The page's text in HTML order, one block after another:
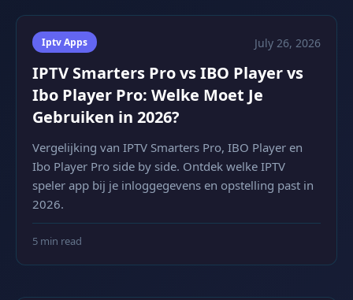
Iptv Apps July 26, 2026
IPTV Smarters Pro vs IBO Player vs
Ibo Player Pro: Welke Moet Je
Gebruiken in 2026?
Vergelijking van IPTV Smarters Pro, IBO Player en
Ibo Player Pro side by side. Ontdek welke IPTV
speler app bij je inloggegevens en opstelling past in
2026.
5 min read